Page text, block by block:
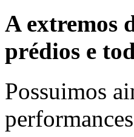
A extremos
prédios e
Possuimos